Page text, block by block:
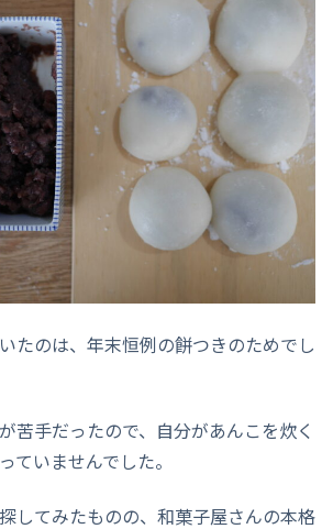
たのは、年末恒例の餅つきのためでし
苦手だったので、自分があんこを炊く
ていませんでした。
してみたものの、和菓子屋さんの本格